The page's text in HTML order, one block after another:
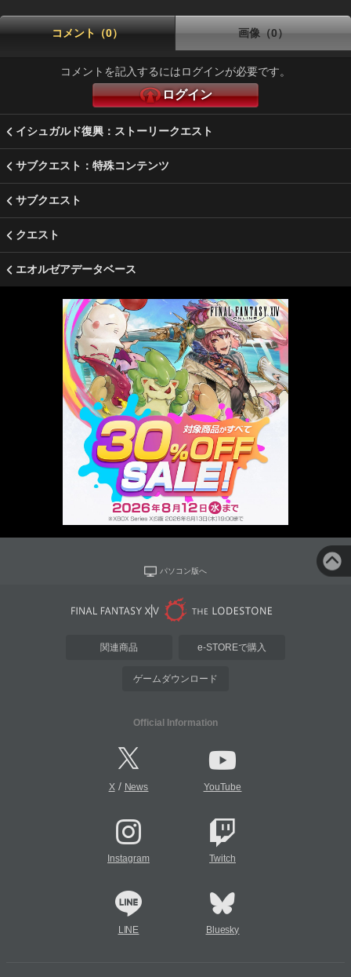
コメント（0） 画像（0）
コメントを記入するにはログインが必要です。
ログイン
イシュガルド復興：ストーリークエスト
サブクエスト：特殊コンテンツ
サブクエスト
クエスト
エオルゼアデータベース
パソコン版へ
関連商品 e-STOREで購入
ゲームダウンロード
Official Information
X/ News YouTube
Instagram Twitch
LINE Bluesky